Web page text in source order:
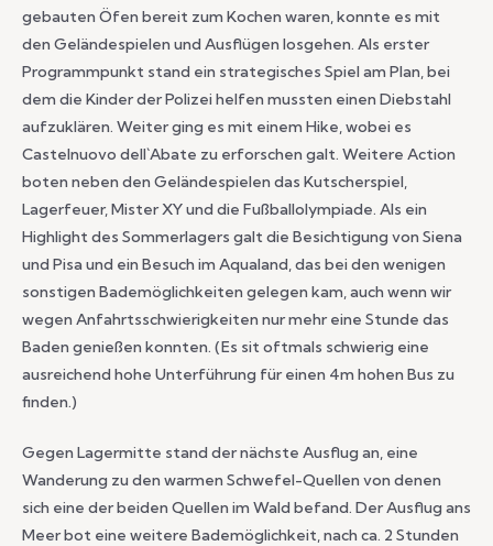
gebauten Öfen bereit zum Kochen waren, konnte es mit
den Geländespielen und Ausflügen losgehen. Als erster
Programmpunkt stand ein strategisches Spiel am Plan, bei
dem die Kinder der Polizei helfen mussten einen Diebstahl
aufzuklären. Weiter ging es mit einem Hike, wobei es
Castelnuovo dell`Abate zu erforschen galt. Weitere Action
boten neben den Geländespielen das Kutscherspiel,
Lagerfeuer, Mister XY und die Fußballolympiade. Als ein
Highlight des Sommerlagers galt die Besichtigung von Siena
und Pisa und ein Besuch im Aqualand, das bei den wenigen
sonstigen Bademöglichkeiten gelegen kam, auch wenn wir
wegen Anfahrtsschwierigkeiten nur mehr eine Stunde das
Baden genießen konnten. (Es sit oftmals schwierig eine
ausreichend hohe Unterführung für einen 4m hohen Bus zu
finden.)
Gegen Lagermitte stand der nächste Ausflug an, eine
Wanderung zu den warmen Schwefel-Quellen von denen
sich eine der beiden Quellen im Wald befand. Der Ausflug ans
Meer bot eine weitere Bademöglichkeit, nach ca. 2 Stunden